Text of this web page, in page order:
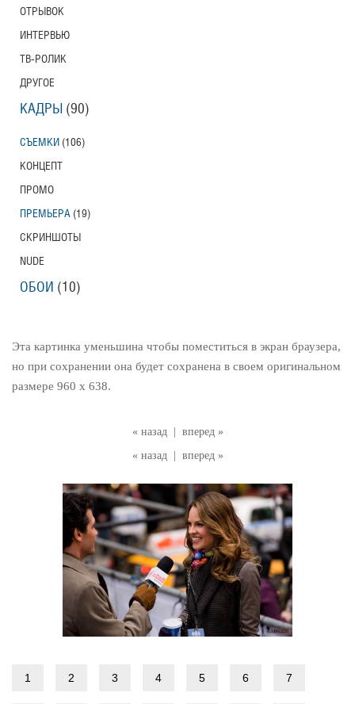
« назад
вперед »
« назад
вперед »
Эта картинка уменьшина чтобы поместиться в экран браузера,
но при сохранении она будет сохранена в своем оригинальном
размере 960 x 638.
1 2 3 4 5 6 7
ОТРЫВОК
ИНТЕРВЬЮ
ТВ-РОЛИК
ДРУГОЕ
КАДРЫ (90)
СЪЕМКИ (106)
КОНЦЕПТ
ПРОМО
ПРЕМЬЕРА (19)
СКРИНШОТЫ
NUDE
ОБОИ (10)